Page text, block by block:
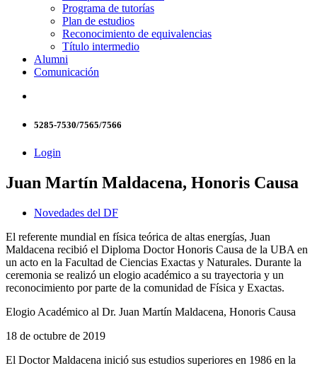
Programa de tutorías
Plan de estudios
Reconocimiento de equivalencias
Título intermedio
Alumni
Comunicación
5285-7530/7565/7566
Login
Juan Martín Maldacena, Honoris Causa
Novedades del DF
El referente mundial en física teórica de altas energías, Juan
Maldacena recibió el Diploma Doctor Honoris Causa de la UBA en
un acto en la Facultad de Ciencias Exactas y Naturales. Durante la
ceremonia se realizó un elogio académico a su trayectoria y un
reconocimiento por parte de la comunidad de Física y Exactas.
Elogio Académico al Dr. Juan Martín Maldacena, Honoris Causa
18 de octubre de 2019
El Doctor Maldacena inició sus estudios superiores en 1986 en la